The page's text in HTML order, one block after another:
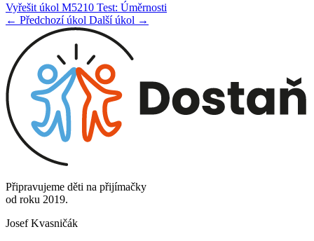
Vyřešit úkol M5210 Test: Úměrnosti
← Předchozí úkol Další úkol →
Připravujeme děti na přijímačky
od roku 2019.
Josef Kvasničák